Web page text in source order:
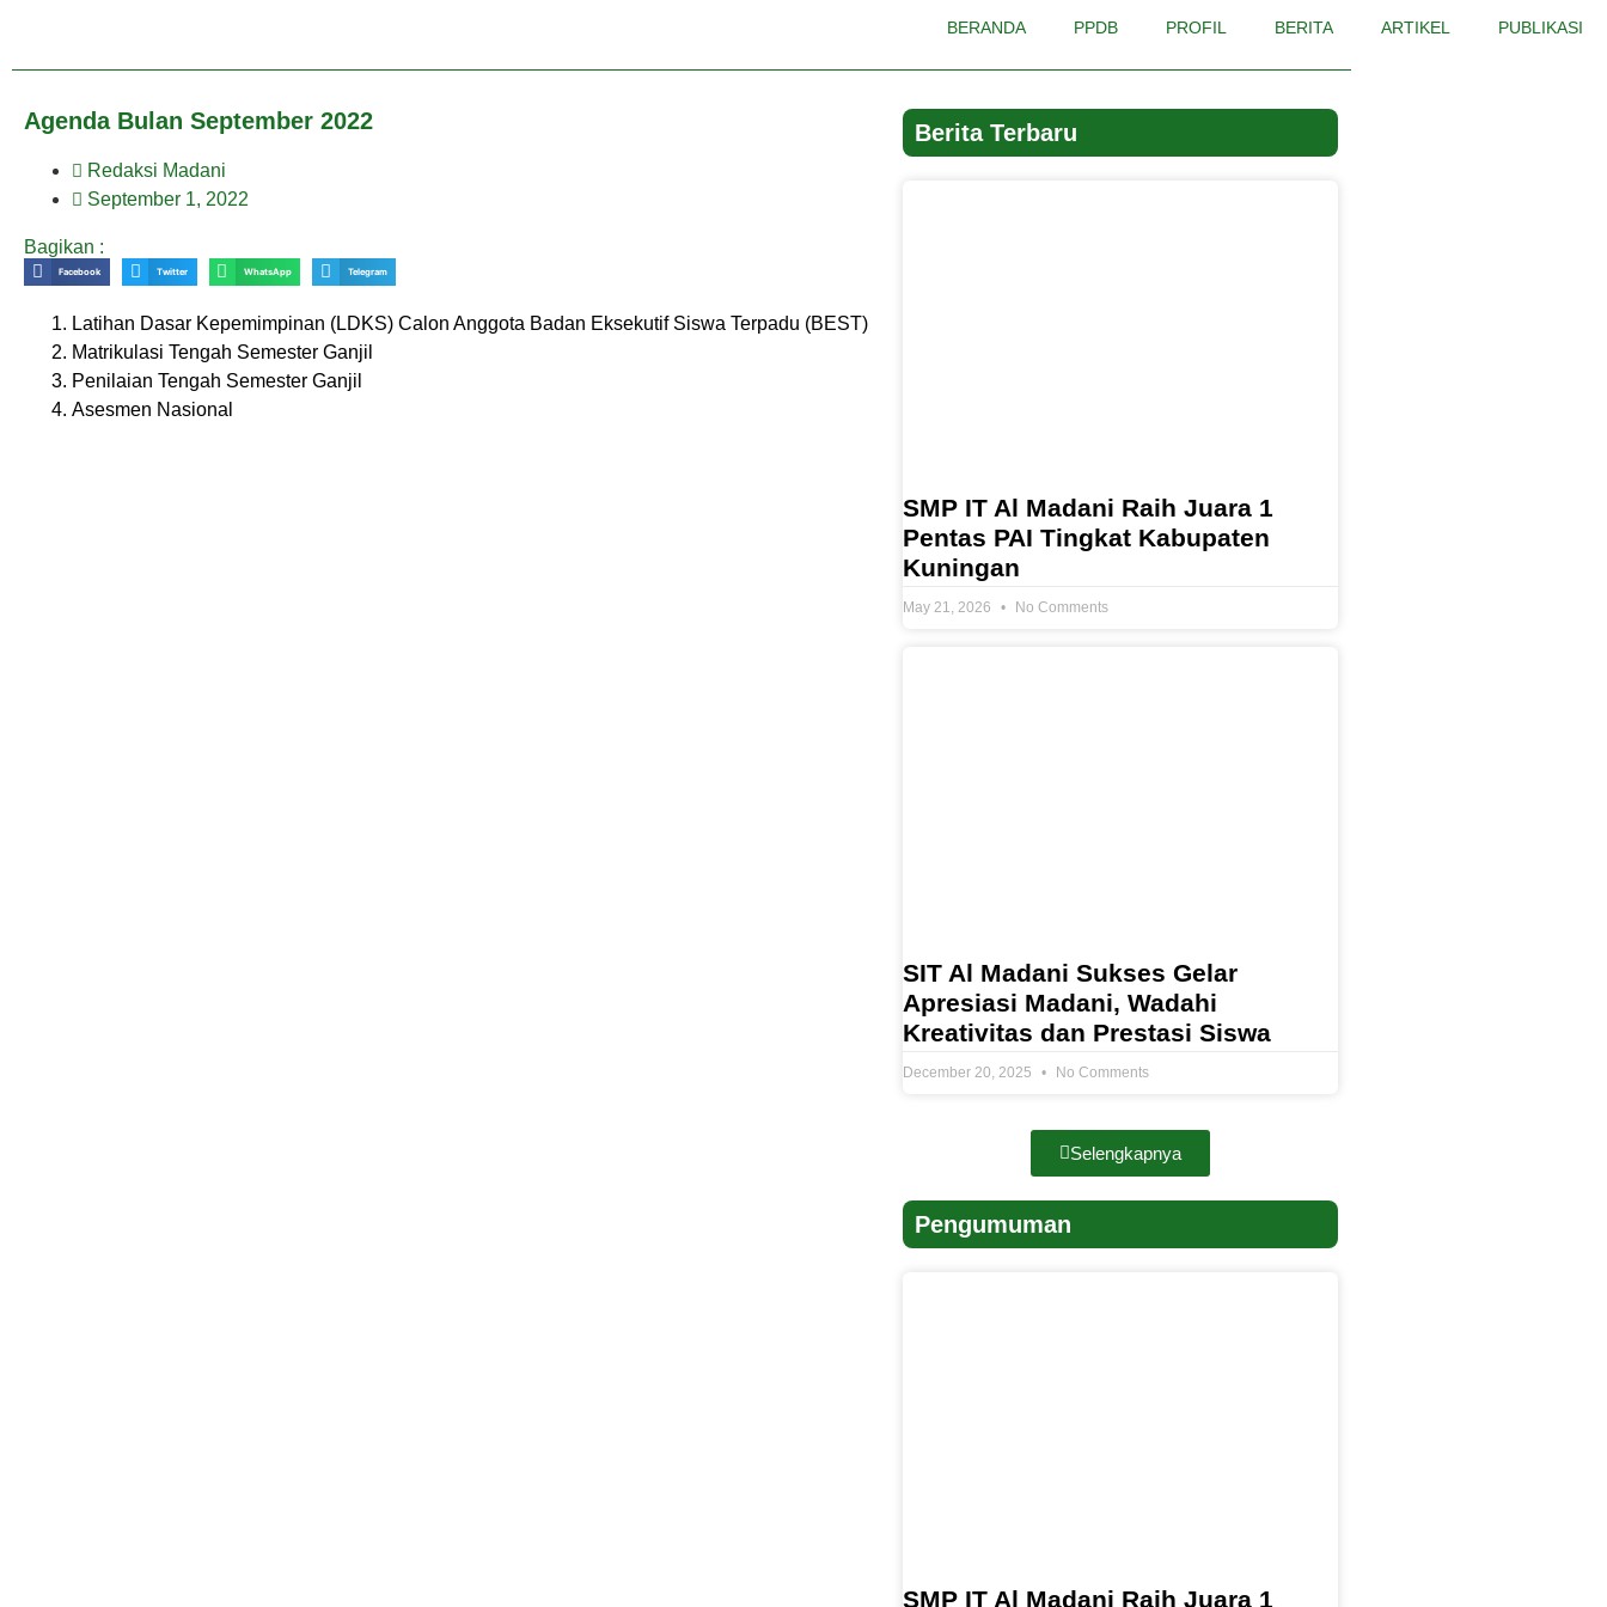
BERANDA PPDB PROFIL BERITA ARTIKEL PUBLIKASI
Agenda Bulan September 2022
Redaksi Madani
September 1, 2022
Bagikan :
Facebook Twitter WhatsApp Telegram
Latihan Dasar Kepemimpinan (LDKS) Calon Anggota Badan Eksekutif Siswa Terpadu (BEST)
Matrikulasi Tengah Semester Ganjil
Penilaian Tengah Semester Ganjil
Asesmen Nasional
Berita Terbaru
SMP IT Al Madani Raih Juara 1
Pentas PAI Tingkat Kabupaten
Kuningan
May 21, 2026 No Comments
SIT Al Madani Sukses Gelar
Apresiasi Madani, Wadahi
Kreativitas dan Prestasi Siswa
December 20, 2025 No Comments
Selengkapnya
Pengumuman
SMP IT Al Madani Raih Juara 1